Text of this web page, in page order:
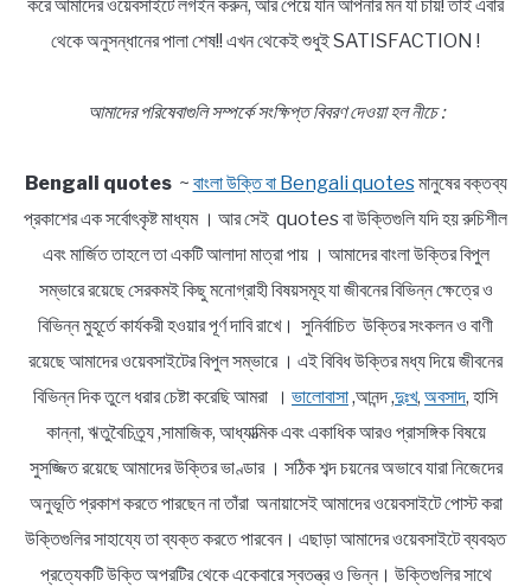
করে আমাদের ওয়েবসাইটে লগইন করুন, আর পেয়ে যান আপনার মন যা চায়! তাই এবার
থেকে অনুসন্ধানের পালা শেষ!! এখন থেকেই শুধুই SATISFACTION !
আমাদের পরিষেবাগুলি সম্পর্কে সংক্ষিপ্ত বিবরণ দেওয়া হল নীচে :
Bengali quotes~ বাংলা উক্তি বা Bengali quotesমানুষের বক্তব্য
প্রকাশের এক সর্বোৎকৃষ্ট মাধ্যম । আর সেই quotes বা উক্তিগুলি যদি হয় রুচিশীল
এবং মার্জিত তাহলে তা একটি আলাদা মাত্রা পায় । আমাদের বাংলা উক্তির বিপুল
সম্ভারে রয়েছে সেরকমই কিছু মনোগ্রাহী বিষয়সমূহ যা জীবনের বিভিন্ন ক্ষেত্রে ও
বিভিন্ন মুহূর্তে কার্যকরী হওয়ার পূর্ণ দাবি রাখে। সুনির্বাচিত উক্তির সংকলন ও বাণী
রয়েছে আমাদের ওয়েবসাইটের বিপুল সম্ভারে । এই বিবিধ উক্তির মধ্য দিয়ে জীবনের
বিভিন্ন দিক তুলে ধরার চেষ্টা করেছি আমরা । ভালোবাসা,আনন্দ ,দুঃখ, অবসাদ, হাসি
কান্না, ঋতুবৈচিত্র্য ,সামাজিক, আধ্যাত্মিক এবং একাধিক আরও প্রাসঙ্গিক বিষয়ে
সুসজ্জিত রয়েছে আমাদের উক্তির ভাণ্ডার । সঠিক শব্দ চয়নের অভাবে যারা নিজেদের
অনুভূতি প্রকাশ করতে পারছেন না তাঁরা অনায়াসেই আমাদের ওয়েবসাইটে পোস্ট করা
উক্তিগুলির সাহায্যে তা ব্যক্ত করতে পারবেন। এছাড়া আমাদের ওয়েবসাইটে ব্যবহৃত
প্রত্যেকটি উক্তি অপরটির থেকে একেবারে স্বতন্ত্র ও ভিন্ন। উক্তিগুলির সাথে